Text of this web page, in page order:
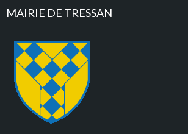
MAIRIE DE TRESSAN